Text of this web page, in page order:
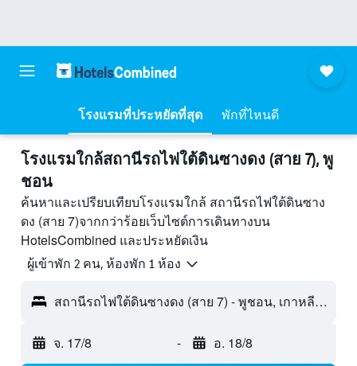
โรงแรมที่ประหยัดที่สุด พักที่ไหนดี
โรงแรมใกล้สถานีรถไฟใต้ดินซางดง (สาย 7), พู
ชอน
ค้นหาและเปรียบเทียบโรงแรมใกล้ สถานีรถไฟใต้ดินซาง
ดง (สาย 7)จากกว่าร้อยเว็บไซต์การเดินทางบน
HotelsCombined และประหยัดเงิน
ผู้เข้าพัก 2 คน, ห้องพัก 1 ห้อง
สถานีรถไฟใต้ดินซางดง (สาย 7) - พูชอน, เกาหลีใต้
จ. 17/8 - อ. 18/8